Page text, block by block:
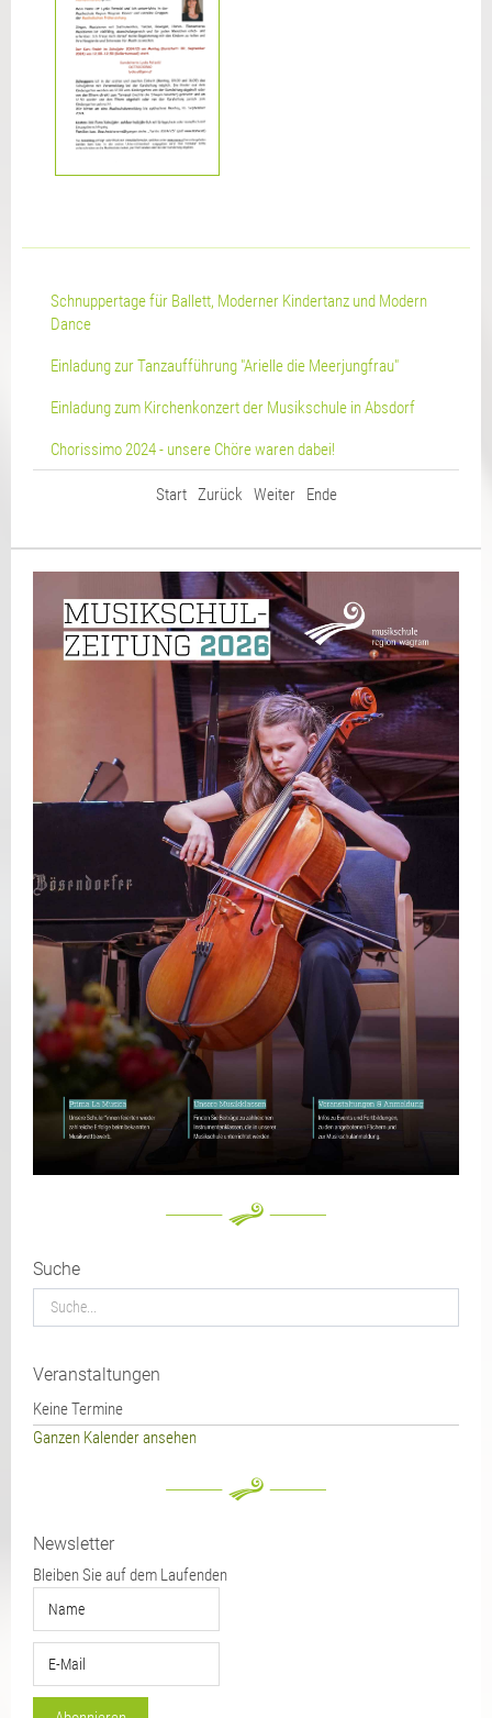
Schnuppertage für Ballett, Moderner Kindertanz und Modern
Dance
Einladung zur Tanzaufführung "Arielle die Meerjungfrau"
Einladung zum Kirchenkonzert der Musikschule in Absdorf
Chorissimo 2024 - unsere Chöre waren dabei!
Start Zurück Weiter Ende
Suche
Veranstaltungen
Keine Termine
Ganzen Kalender ansehen
Newsletter
Bleiben Sie auf dem Laufenden